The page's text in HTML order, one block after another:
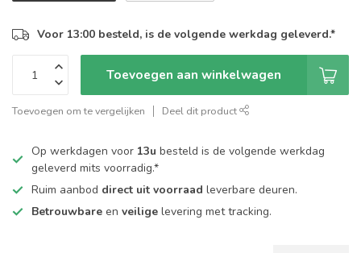
Voor 13:00 besteld, is de volgende werkdag geleverd.*
Toevoegen aan winkelwagen
Toevoegen om te vergelijken Deel dit product
Op werkdagen voor 13u besteld is de volgende werkdag
geleverd mits voorradig.*
Ruim aanbod direct uit voorraad leverbare deuren.
Betrouwbare en veilige levering met tracking.